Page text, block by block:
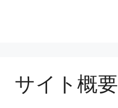
サイト概要